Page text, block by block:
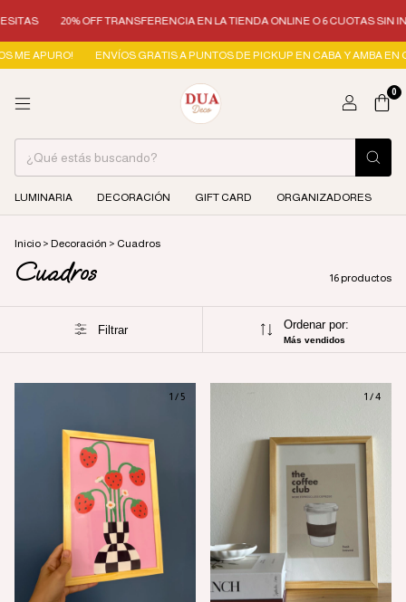
20% OFF TRANSFERENCIA EN LA TIENDA ONLINE O 6 CUOTAS SIN INTERÉS
ENVÍOS GRATIS A PUNTOS DE PICKUP EN CABA Y AMBA EN
0
LUMINARIA DECORACIÓN GIFT CARD ORGANIZADORES
Inicio > Decoración > Cuadros
Cuadros 16 productos
Filtrar Ordenar por:
Más vendidos
1 / 5 1 /4